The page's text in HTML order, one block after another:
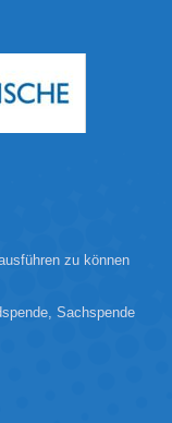
zu können
Sachspende